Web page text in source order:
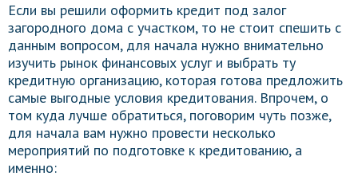
Если вы решили оформить кредит под залог
загородного дома с участком, то не стоит спешить с
данным вопросом, для начала нужно внимательно
изучить рынок финансовых услуг и выбрать ту
кредитную организацию, которая готова предложить
самые выгодные условия кредитования. Впрочем, о
том куда лучше обратиться, поговорим чуть позже,
для начала вам нужно провести несколько
мероприятий по подготовке к кредитованию, а
именно: